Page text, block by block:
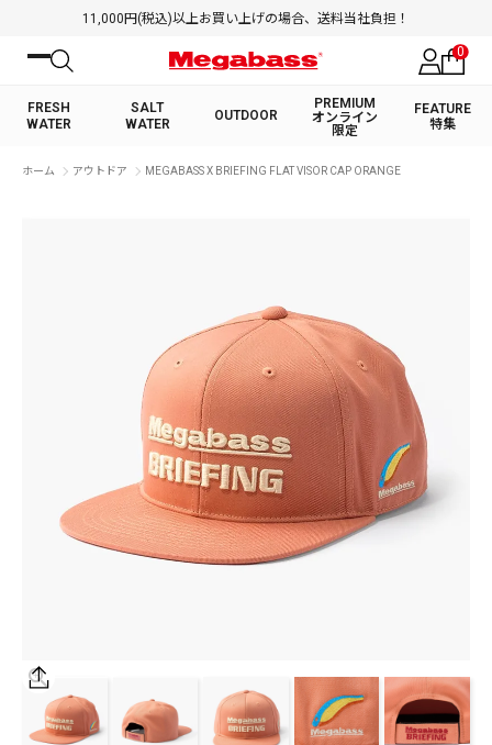
11,000円(税込)以上お買い上げの場合、送料当社負担！
0
FRESH
WATER
SALT
WATER
OUTDOOR
PREMIUM
オンライン
限定
FEATURE
特集
絞り込み検索
PREMIUM オンライン限定
FRESH WATER
SALT WATER
価格
ホーム アウトドア MEGABASS X BRIEFING FLAT VISOR CAP ORANGE